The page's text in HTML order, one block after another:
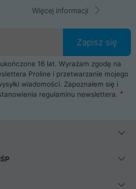
Więcej informacji
Zapisz się
16 lat. Wyrażam zgodę na
Proline i przetwarzanie mojego
wiadomości. Zapoznałem się i
regulaminu newslettera.